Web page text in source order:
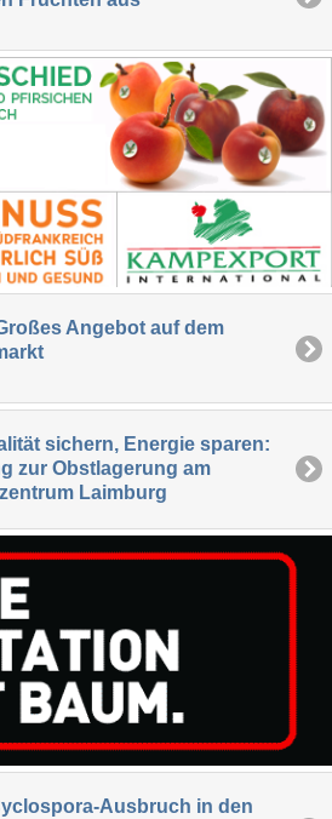
Angebot auf dem
sichern, Energie sparen:
zur Obstlagerung am
Laimburg
Ausbruch in den